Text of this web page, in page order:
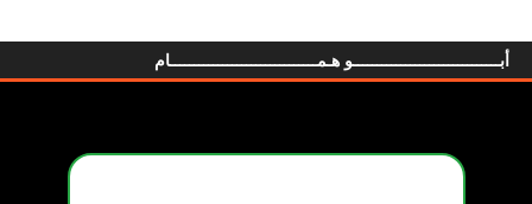
أبـــــــــــــــــــــــــــــــو هـمـــــــــــــــــــــــــــــــام